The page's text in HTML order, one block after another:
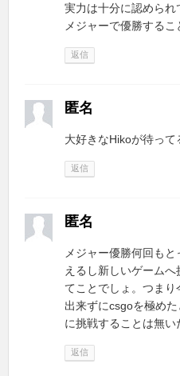
実力は十分に認めら
メジャーで優勝する
返信
匿名
大好きなHikoが待って
返信
匿名
メジャー優勝何回も
えるし新しいゲーム
てことでしょ。つま
出来ずにcsgoを極め
に挑戦することは無い
返信